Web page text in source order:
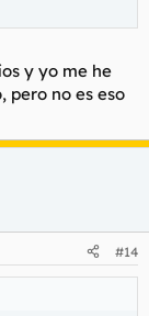
y yo me he
no es eso
#14